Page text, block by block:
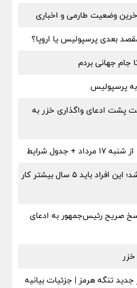
وضعیت طارمی و اخباری
بعدی پرسپولیس یا اروپا؟
جام جهانی بردم
پرسپولیس
پشت ادعای واگذاری خزر به
شرط جدید بازنشستگی اجرایی شد؛ این افراد باید ۵ سال بیشتر کار
صریح رئیس‌جمهور به ادعای
خزر
تنگه هرمز | جزئیات بیانیه